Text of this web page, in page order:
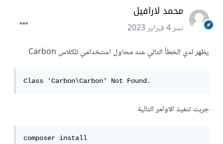
محمد لارافيل
نشر4 فبراير 2023
يظهر لدي الخطأ التالي عند محاول استخدامي للكلاس Carbon
Class 'Carbon\Carbon' Not Found.
جربت تنفيذ الاوامر التالية
composer install